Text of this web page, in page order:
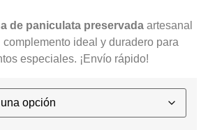
de paniculata preservada artesanal
ideal y duradero para
especiales. ¡Envío rápido!